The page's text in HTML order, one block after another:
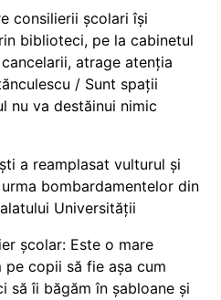
consilierii școlari își
biblioteci, pe la cabinetul
atrage atenția
/ Sunt spații
nu va destăinui nimic
a reamplasat vulturul și
bombardamentelor din
Universității
școlar: Este o mare
pe copii să fie așa cum
să îi băgăm în șabloane și